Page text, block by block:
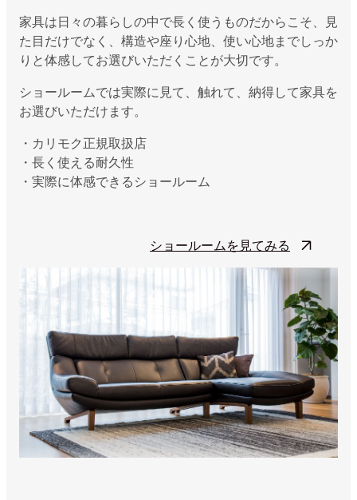
家具は日々の暮らしの中で長く使うものだからこそ、見
た目だけでなく、構造や座り心地、使い心地までしっか
りと体感してお選びいただくことが大切です。
ショールームでは実際に見て、触れて、納得して家具を
お選びいただけます。
・カリモク正規取扱店
・長く使える耐久性
・実際に体感できるショールーム
ショールームを見てみる